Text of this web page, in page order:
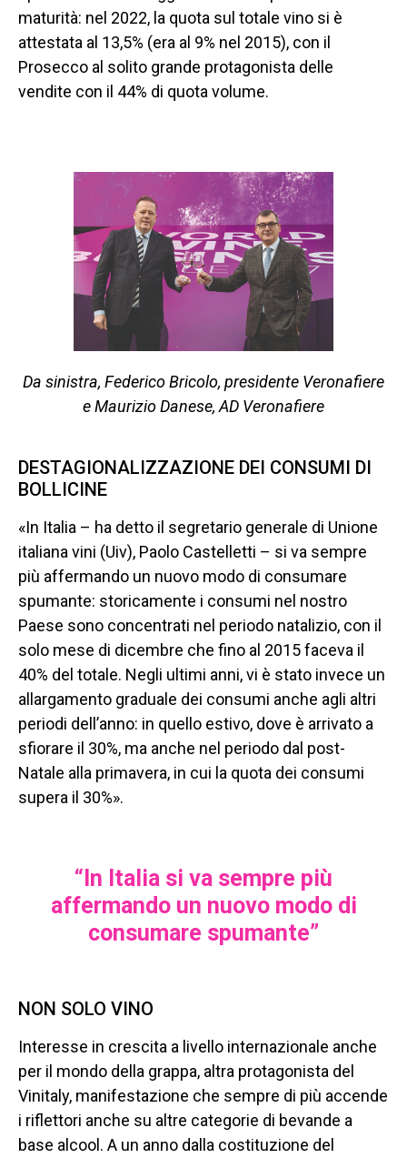
maturità: nel 2022, la quota sul totale vino si è
attestata al 13,5% (era al 9% nel 2015), con il
Prosecco al solito grande protagonista delle
vendite con il 44% di quota volume.
Da sinistra, Federico Bricolo, presidente Veronafiere
e Maurizio Danese, AD Veronafiere
DESTAGIONALIZZAZIONE DEI CONSUMI DI
BOLLICINE
«In Italia – ha detto il segretario generale di Unione
italiana vini (Uiv), Paolo Castelletti – si va sempre
più affermando un nuovo modo di consumare
spumante: storicamente i consumi nel nostro
Paese sono concentrati nel periodo natalizio, con il
solo mese di dicembre che fino al 2015 faceva il
40% del totale. Negli ultimi anni, vi è stato invece un
allargamento graduale dei consumi anche agli altri
periodi dell’anno: in quello estivo, dove è arrivato a
sfiorare il 30%, ma anche nel periodo dal post-
Natale alla primavera, in cui la quota dei consumi
supera il 30%».
“In Italia si va sempre più
affermando un nuovo modo di
consumare spumante”
NON SOLO VINO
Interesse in crescita a livello internazionale anche
per il mondo della grappa, altra protagonista del
Vinitaly, manifestazione che sempre di più accende
i riflettori anche su altre categorie di bevande a
base alcool. A un anno dalla costituzione del